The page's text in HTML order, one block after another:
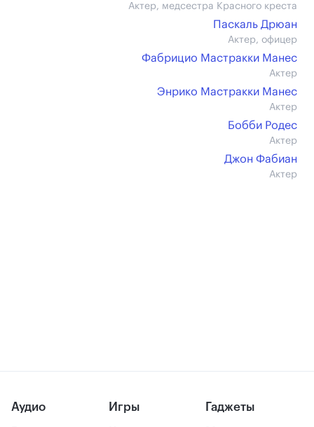
Актер, медсестра Красного креста
Паскаль Дрюан
Актер, офицер
Фабрицио Мастракки Манес
Актер
Энрико Мастракки Манес
Актер
Бобби Родес
Актер
Джон Фабиан
Актер
Аудио Игры Гаджеты